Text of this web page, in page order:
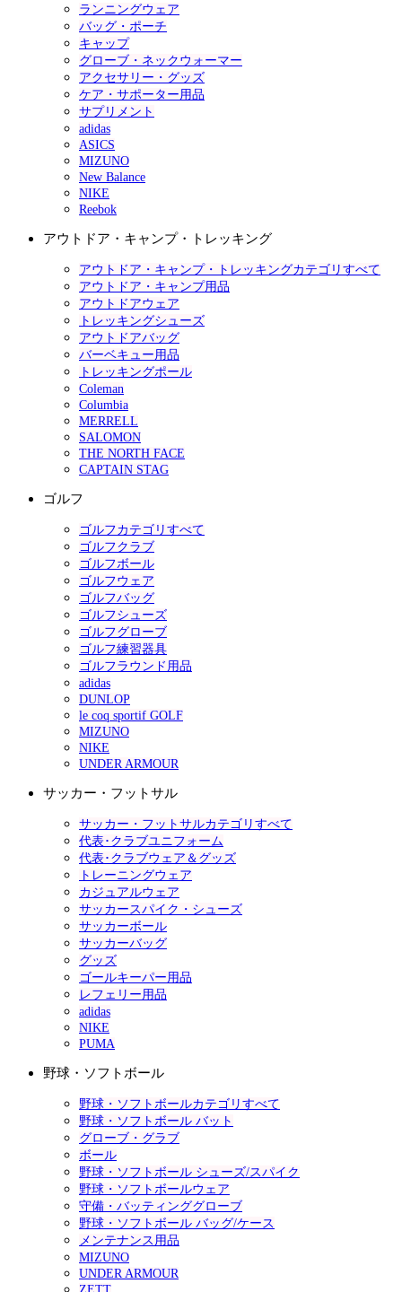
ランニングウェア
バッグ・ポーチ
キャップ
グローブ・ネックウォーマー
アクセサリー・グッズ
ケア・サポーター用品
サプリメント
adidas
ASICS
MIZUNO
New Balance
NIKE
Reebok
アウトドア・キャンプ・トレッキング
アウトドア・キャンプ・トレッキングカテゴリすべて
アウトドア・キャンプ用品
アウトドアウェア
トレッキングシューズ
アウトドアバッグ
バーベキュー用品
トレッキングポール
Coleman
Columbia
MERRELL
SALOMON
THE NORTH FACE
CAPTAIN STAG
ゴルフ
ゴルフカテゴリすべて
ゴルフクラブ
ゴルフボール
ゴルフウェア
ゴルフバッグ
ゴルフシューズ
ゴルフグローブ
ゴルフ練習器具
ゴルフラウンド用品
adidas
DUNLOP
le coq sportif GOLF
MIZUNO
NIKE
UNDER ARMOUR
サッカー・フットサル
サッカー・フットサルカテゴリすべて
代表･クラブユニフォーム
代表･クラブウェア＆グッズ
トレーニングウェア
カジュアルウェア
サッカースパイク・シューズ
サッカーボール
サッカーバッグ
グッズ
ゴールキーパー用品
レフェリー用品
adidas
NIKE
PUMA
野球・ソフトボール
野球・ソフトボールカテゴリすべて
野球・ソフトボール バット
グローブ・グラブ
ボール
野球・ソフトボール シューズ/スパイク
野球・ソフトボールウェア
守備・バッティンググローブ
野球・ソフトボール バッグ/ケース
メンテナンス用品
MIZUNO
UNDER ARMOUR